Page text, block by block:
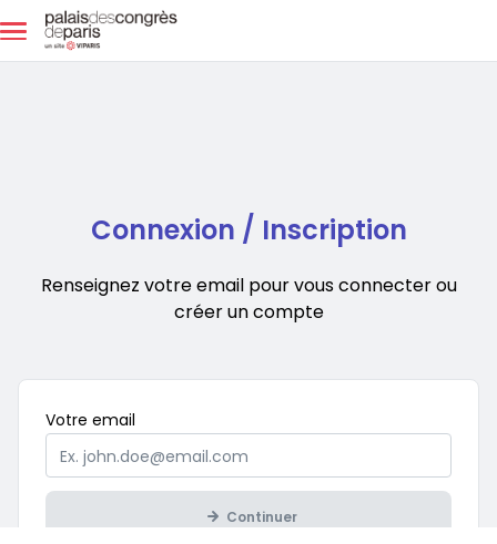
Aller au contenu principal
Connexion / Inscription
Renseignez votre email pour vous connecter ou
créer un compte
Votre email
Continuer